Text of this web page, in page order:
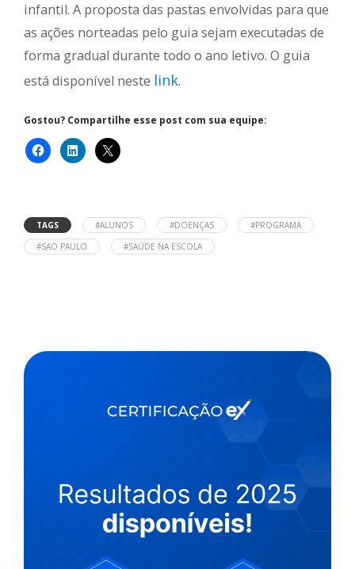
infantil. A proposta das pastas envolvidas para que
as ações norteadas pelo guia sejam executadas de
forma gradual durante todo o ano letivo. O guia
está disponível neste link.
Gostou? Compartilhe esse post com sua equipe:
TAGS #ALUNOS #DOENÇAS
#PROGRAMA
#SAO PAULO
#SAÚDE NA ESCOLA